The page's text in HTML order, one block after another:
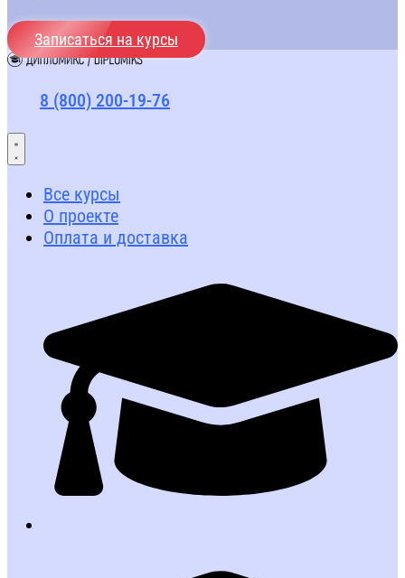
Записаться на курсы
8 (800) 200-19-76
Все курсы
О проекте
Оплата и доставка